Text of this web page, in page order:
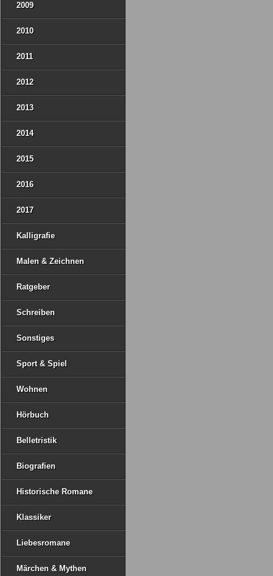
2009
2010
2011
2012
2013
2014
2015
2016
2017
Kalligrafie
Malen & Zeichnen
Ratgeber
Schreiben
Sonstiges
Sport & Spiel
Wohnen
Hörbuch
Belletristik
Biografien
Historische Romane
Klassiker
Liebesromane
Märchen & Mythen